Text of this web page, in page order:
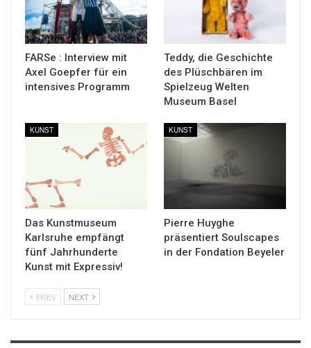
FARSe : Interview mit
Axel Goepfer für ein
intensives Programm
Teddy, die Geschichte
des Plüschbären im
Spielzeug Welten
Museum Basel
KUNST
Das Kunstmuseum
Karlsruhe empfängt
fünf Jahrhunderte
Kunst mit Expressiv!
KUNST
Pierre Huyghe
präsentiert Soulscapes
in der Fondation Beyeler
PREV NEXT